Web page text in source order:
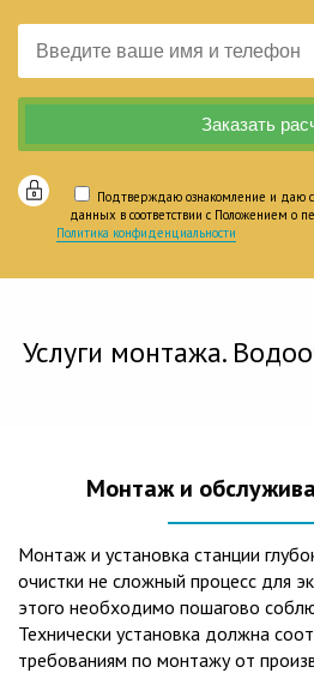
Подтверждаю ознакомление и даю
данных в соответствии с Положением о
Политика конфиденциальности
Услуги монтажа.
Монтаж и
Монтаж и установка станции
очистки не сложный процесс для
этого необходимо пошагово
Технически установка должна
требованиям по монтажу от